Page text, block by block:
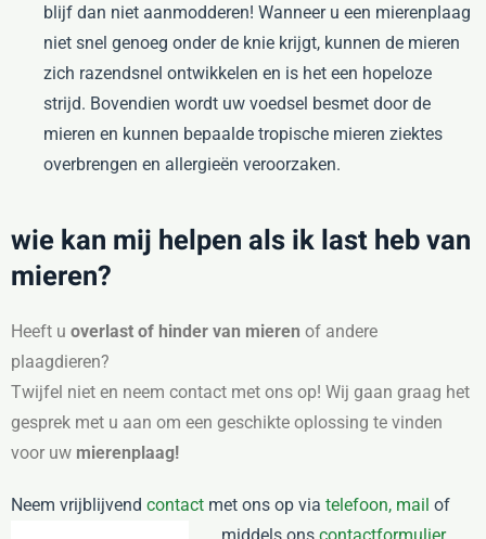
blijf dan niet aanmodderen! Wanneer u een mierenplaag
niet snel genoeg onder de knie krijgt, kunnen de mieren
zich razendsnel ontwikkelen en is het een hopeloze
strijd. Bovendien wordt uw voedsel besmet door de
mieren en kunnen bepaalde tropische mieren ziektes
overbrengen en allergieën veroorzaken.
wie kan mij helpen als ik last heb van
mieren?
Heeft u overlast of hinder van mieren of andere
plaagdieren?
Twijfel niet en neem contact met ons op! Wij gaan graag het
gesprek met u aan om een geschikte oplossing te vinden
voor uw mierenplaag!
Neem vrijblijvend contact met ons op via telefoon, mail of
middels ons contactformulier.